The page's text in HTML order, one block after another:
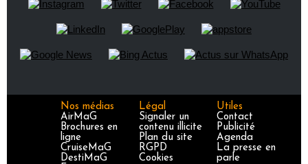
Nos médias
AirMaG
Brochures en
ligne
CruiseMaG
DestiMaG
Légal
Signaler un
contenu illicite
Plan du site
RGPD
Cookies
Utiles
Contact
Publicité
Agenda
La presse en
parle